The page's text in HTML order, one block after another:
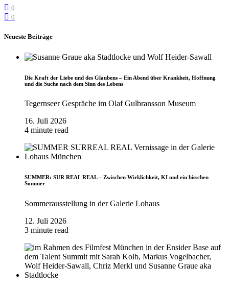
0
0
Neueste Beiträge
Die Kraft der Liebe und des Glaubens – Ein Abend über Krankheit, Hoffnung
und die Suche nach dem Sinn des Lebens
Tegernseer Gespräche im Olaf Gulbransson Museum
16. Juli 2026
4 minute read
SUMMER: SUR REAL REAL – Zwischen Wirklichkeit, KI und ein bisschen
Sommer
Sommerausstellung in der Galerie Lohaus
12. Juli 2026
3 minute read